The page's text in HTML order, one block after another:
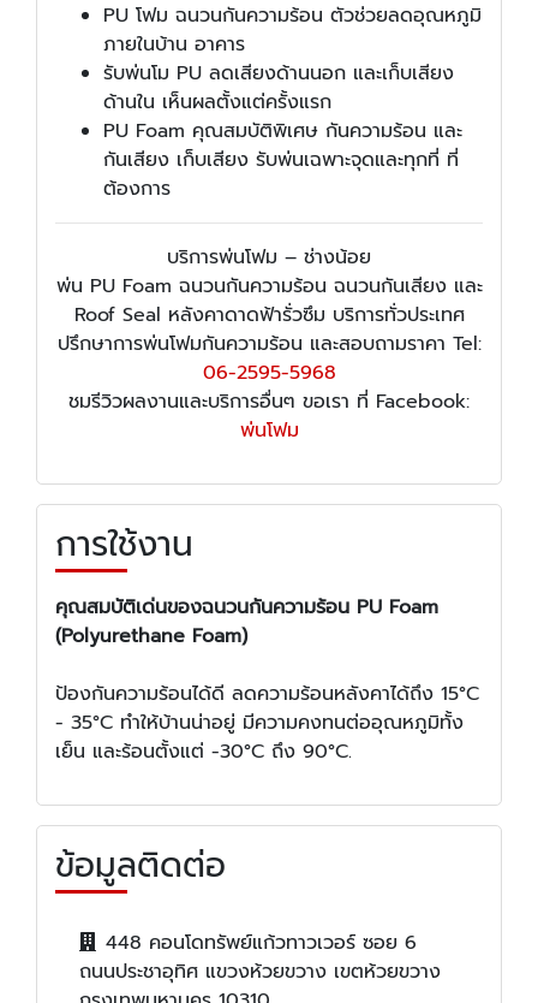
PU โฟม ฉนวนกันความร้อน ตัวช่วยลดอุณหภูมิ
ภายในบ้าน อาคาร
รับพ่นโม PU ลดเสียงด้านนอก และเก็บเสียง
ด้านใน เห็นผลตั้งแต่ครั้งแรก
PU Foam คุณสมบัติพิเศษ กันความร้อน และ
กันเสียง เก็บเสียง รับพ่นเฉพาะจุดและทุกที่ ที่
ต้องการ
บริการพ่นโฟม – ช่างน้อย
พ่น PU Foam ฉนวนกันความร้อน ฉนวนกันเสียง และ
Roof Seal หลังคาดาดฟ้ารั่วซึม บริการทั่วประเทศ
ปรึกษาการพ่นโฟมกันความร้อน และสอบถามราคา Tel:
06-2595-5968
ชมรีวิวผลงานและบริการอื่นๆ ขอเรา ที่ Facebook:
พ่นโฟม
การใช้งาน
คุณสมบัติเด่นของฉนวนกันความร้อน PU Foam
(Polyurethane Foam)
ป้องกันความร้อนได้ดี ลดความร้อนหลังคาได้ถึง 15°C
- 35°C ทำให้บ้านน่าอยู่ มีความคงทนต่ออุณหภูมิทั้ง
เย็น และร้อนตั้งแต่ -30°C ถึง 90°C.
ข้อมูลติดต่อ
448 คอนโดทรัพย์แก้วทาวเวอร์ ซอย 6
ถนนประชาอุทิศ แขวงห้วยขวาง เขตห้วยขวาง